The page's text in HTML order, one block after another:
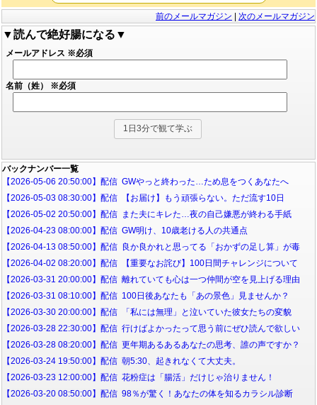
前のメールマガジン | 次のメールマガジン
▼読んで絶好腸になる▼
メールアドレス ※必須
名前（姓） ※必須
バックナンバー一覧
【2026-05-06 20:50:00】配信 GWやっと終わった…ため息をつくあなたへ
【2026-05-03 08:30:00】配信 【お届け】もう頑張らない。ただ流す10日
【2026-05-02 20:50:00】配信 また夫にキレた…夜の自己嫌悪が終わる手紙
【2026-04-23 08:00:00】配信 GW明け、10歳老ける人の共通点
【2026-04-13 08:50:00】配信 良か良かれと思ってる「おかずの足し算」が毒
【2026-04-02 08:20:00】配信 【重要なお詫び】100日間チャレンジについて
【2026-03-31 20:00:00】配信 離れていても心は一つ仲間が空を見上げる理由
【2026-03-31 08:10:00】配信 100日後あなたも「あの景色」見ませんか？
【2026-03-30 20:00:00】配信 「私には無理」と泣いていた彼女たちの変貌
【2026-03-28 22:30:00】配信 行けばよかったって思う前にぜひ読んで欲しい
【2026-03-28 08:20:00】配信 更年期あるあるあなたの思考、誰の声ですか？
【2026-03-24 19:50:00】配信 朝5:30、起きれなくて大丈夫。
【2026-03-23 12:00:00】配信 花粉症は「腸活」だけじゃ治りません！
【2026-03-20 08:50:00】配信 98％が驚く！あなたの体を知るカラシル診断